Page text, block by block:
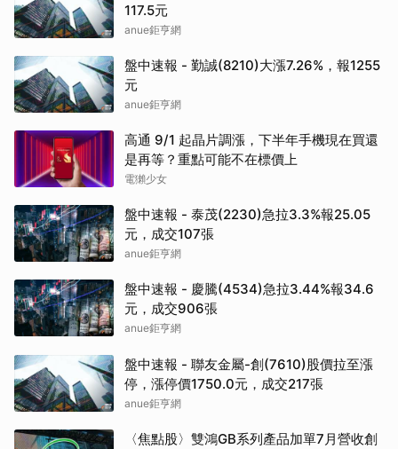
117.5元
anue鉅亨網
盤中速報 - 勤誠(8210)大漲7.26%，報1255
元
anue鉅亨網
高通 9/1 起晶片調漲，下半年手機現在買還
是再等？重點可能不在標價上
電獺少女
盤中速報 - 泰茂(2230)急拉3.3%報25.05
元，成交107張
anue鉅亨網
盤中速報 - 慶騰(4534)急拉3.44%報34.6
元，成交906張
anue鉅亨網
盤中速報 - 聯友金屬-創(7610)股價拉至漲
停，漲停價1750.0元，成交217張
anue鉅亨網
〈焦點股〉雙鴻GB系列產品加單7月營收創